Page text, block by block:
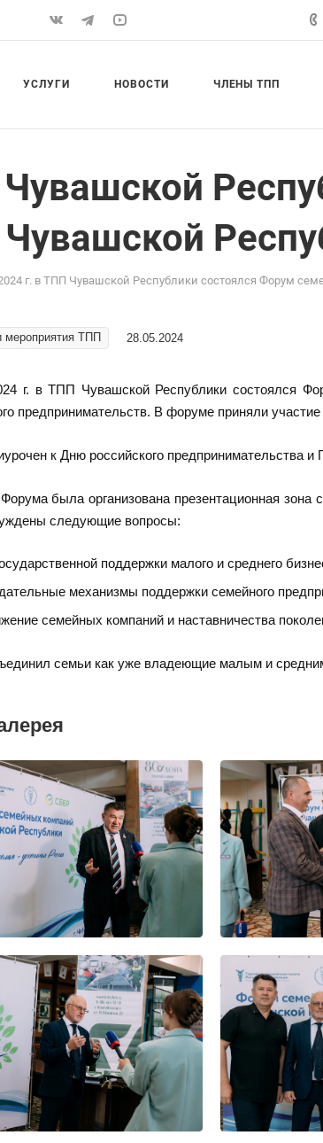
УСЛУГИ НОВОСТИ ЧЛЕНЫ ТПП
г. в ТПП Чувашской Республики состоялся Форум
мероприятия ТПП 28.05.2024
г. в ТПП Чувашской Республики состоялся
предпринимательств. В форуме приняли
к Дню российского предпринимательства и
была организована презентационная
следующие вопросы:
поддержки малого и среднего
механизмы поддержки семейного
семейных компаний и наставничества
семьи как уже владеющие малым и